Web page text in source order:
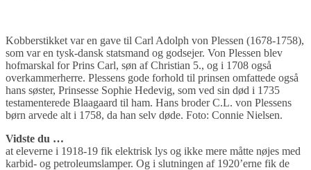
Kobberstikket var en gave til Carl Adolph von Plessen (1678-1758),
som var en tysk-dansk statsmand og godsejer. Von Plessen blev
hofmarskal for Prins Carl, søn af Christian 5., og i 1708 også
overkammerherre. Plessens gode forhold til prinsen omfattede også
hans søster, Prinsesse Sophie Hedevig, som ved sin død i 1735
testamenterede Blaagaard til ham. Hans broder C.L. von Plessens
børn arvede alt i 1758, da han selv døde. Foto: Connie Nielsen.
Vidste du …
at eleverne i 1918-19 fik elektrisk lys og ikke mere måtte nøjes med
karbid- og petroleumslamper. Og i slutningen af 1920’erne fik de